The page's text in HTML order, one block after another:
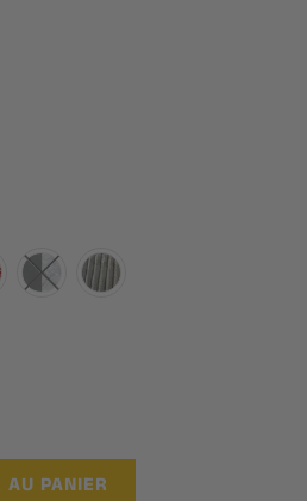
AU PANIER